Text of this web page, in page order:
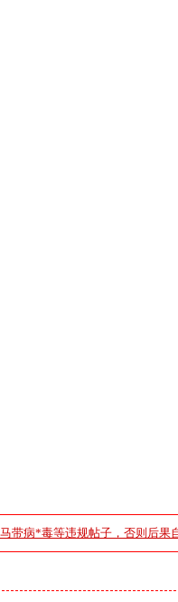
带病*毒等违规帖子，否则后果